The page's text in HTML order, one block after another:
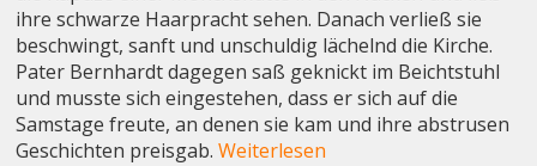
ihre schwarze Haarpracht sehen. Danach verließ sie
beschwingt, sanft und unschuldig lächelnd die Kirche.
Pater Bernhardt dagegen saß geknickt im Beichtstuhl
und musste sich eingestehen, dass er sich auf die
Samstage freute, an denen sie kam und ihre abstrusen
Geschichten preisgab.Weiterlesen